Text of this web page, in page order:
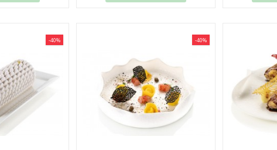
-40% -40%